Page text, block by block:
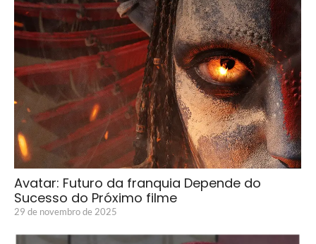
Avatar: Futuro da franquia Depende do
Sucesso do Próximo filme
29 de novembro de 2025